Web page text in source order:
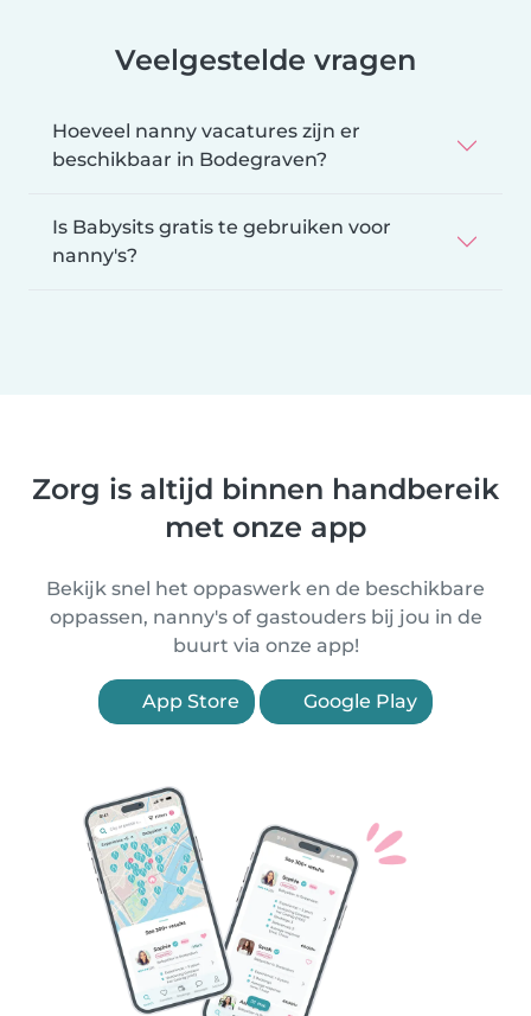
Veelgestelde vragen
Hoeveel nanny vacatures zijn er
beschikbaar in Bodegraven?
Is Babysits gratis te gebruiken voor
nanny's?
Zorg is altijd binnen handbereik
met onze app
Bekijk snel het oppaswerk en de beschikbare
oppassen, nanny's of gastouders bij jou in de
buurt via onze app!
App Store Google Play